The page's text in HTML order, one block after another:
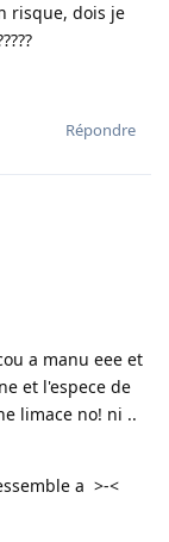
risque, dois je
Répondre
a manu eee et
et l'espece de
limace no! ni ..
a >-<